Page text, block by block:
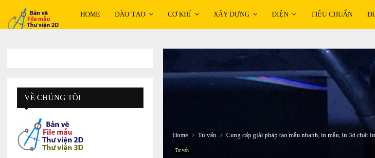
HOME ĐÀO TẠO CƠ KHÍ XÂY DỰNG ĐIỆN TIÊU CHUẨN
Home Tư vấn Cung cấp giải pháp tạo mẫu nhanh, in mẫu, in 3d chất
Tư vấn
VỀ CHÚNG TÔI